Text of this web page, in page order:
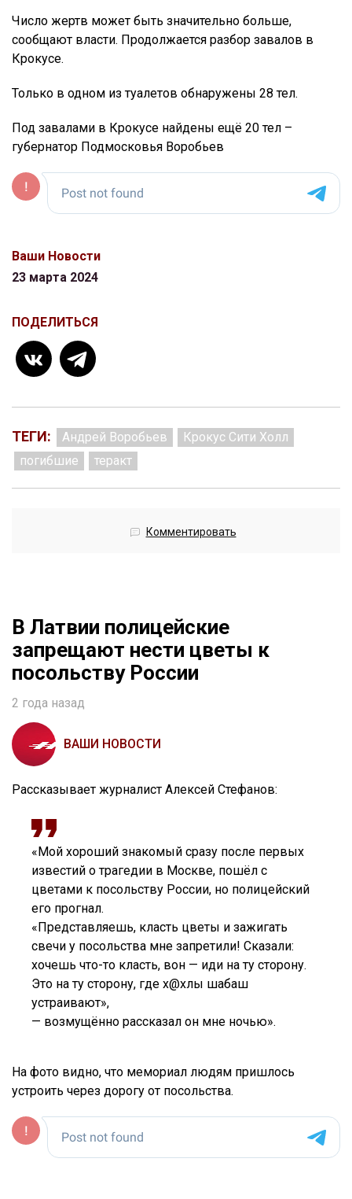
Число жертв может быть значительно больше,
сообщают власти. Продолжается разбор завалов в
Крокусе.
Только в одном из туалетов обнаружены 28 тел.
Под завалами в Крокусе найдены ещё 20 тел –
губернатор Подмосковья Воробьев
Ваши Новости
23 марта 2024
ПОДЕЛИТЬСЯ
ТЕГИ: Андрей Воробьев
Крокус Сити Холл
погибшие
теракт
Комментировать
В Латвии полицейские
запрещают нести цветы к
посольству России
2 года назад
ВАШИ НОВОСТИ
Рассказывает журналист Алексей Стефанов:
«Мой хороший знакомый сразу после первых
известий о трагедии в Москве, пошёл с
цветами к посольству России, но полицейский
его прогнал.
«Представляешь, класть цветы и зажигать
свечи у посольства мне запретили! Сказали:
хочешь что-то класть, вон — иди на ту сторону.
Это на ту сторону, где х@хлы шабаш
устраивают»,
— возмущённо рассказал он мне ночью».
На фото видно, что мемориал людям пришлось
устроить через дорогу от посольства.